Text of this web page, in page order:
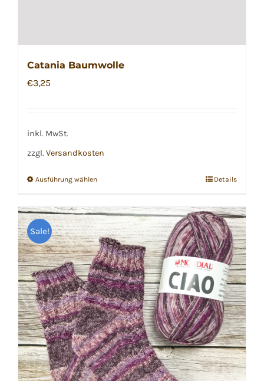
Catania Baumwolle
€3,25
inkl. MwSt.
zzgl. Versandkosten
Ausführung wählenDieses
weist
mehrere
Varianten
auf.
Die
Optionen
können
auf
der
Produktseite
Details
Sale!